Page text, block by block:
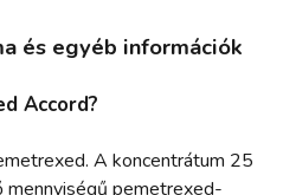
és egyéb információk
Accord?
A koncentrátum 25
pemetrexed-